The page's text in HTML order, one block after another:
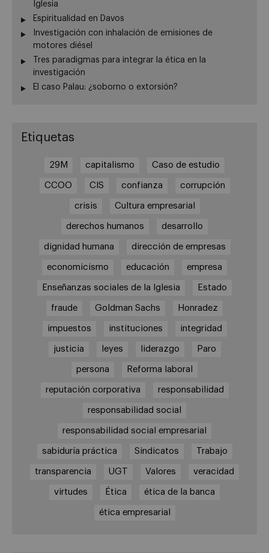
Iglesia
Espiritualidad en Davos
Investigación con inhalación de emisiones de
motores diésel
Tres paradigmas para integrar la ética en la
investigación
El caso Palau: ¿soborno o extorsión?
Etiquetas
29M capitalismo Caso de estudio
CCOO CIS confianza corrupción
crisis Cultura empresarial
derechos humanos desarrollo
dignidad humana dirección de empresas
economicismo educación empresa
Enseñanzas sociales de la Iglesia Estado
fraude Goldman Sachs Honradez
impuestos instituciones integridad
justicia leyes liderazgo Paro
persona Reforma laboral
reputación corporativa responsabilidad
responsabilidad social
responsabilidad social empresarial
sabiduría práctica Sindicatos Trabajo
transparencia UGT Valores veracidad
virtudes Ética ética de la banca
ética empresarial